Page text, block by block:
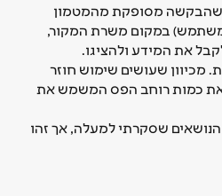
מסופקת מהמטמון
במקום משרת המקור,
את המידע ולהציגו.
מכיוון שעושים שימוש חוזר
את כמות רוחב הפס המשמש את
הנושאים שסקרתי למעלה, אך זהו